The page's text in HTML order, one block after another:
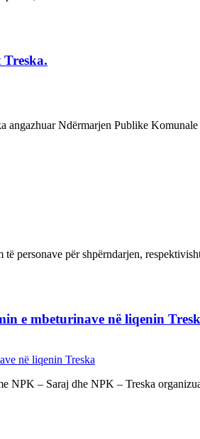
Ndërmarjen Publike
personave për shpërndarjen,
e mbeturinave në liqenin
NPK – Saraj dhe NPK – Treska